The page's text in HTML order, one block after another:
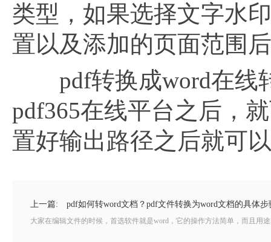
类型，如果选择文字水
置以及添加的页面范围
pdf转换成word在线
pdf365在线平台之后，
置好输出路径之后就可
上一篇: pdf如何转word文档？pdf文件转换为word文档的具体步
大家在编辑文件的时候，首选软件就是word，它的操作方法简单，而且用